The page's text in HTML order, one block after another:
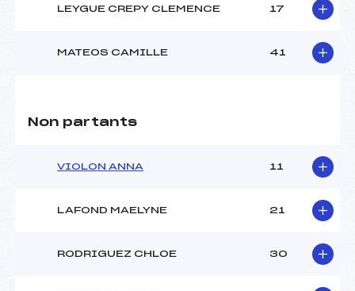
LEYGUE CREPY CLEMENCE 17
MATEOS CAMILLE 41
Non partants
VIOLON ANNA 11
LAFOND MAELYNE 21
RODRIGUEZ CHLOE 30